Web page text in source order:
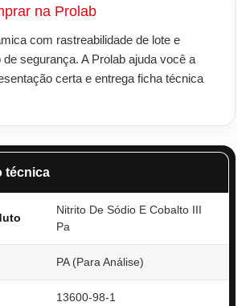
na Prolab
com rastreabilidade de lote e
segurança. A Prolab ajuda você a
certa e entrega ficha técnica
técnica
Nitrito De Sódio E Cobalto III
Pa
PA (Para Análise)
13600-98-1